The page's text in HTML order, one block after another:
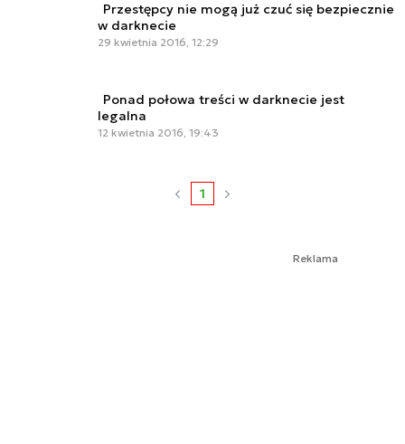
Przestępcy nie mogą już czuć się bezpiecznie
w darknecie
29 kwietnia 2016, 12:29
Ponad połowa treści w darknecie jest
legalna
12 kwietnia 2016, 19:43
1
Reklama